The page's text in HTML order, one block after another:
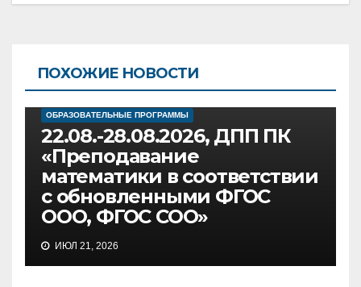
ПОХОЖИЕ НОВОСТИ
ОБРАЗОВАТЕЛЬНЫЕ ПРОГРАММЫ
22.08.-28.08.2026, ДПП ПК
«Преподавание
математики в соответствии
с обновленными ФГОС
ООО, ФГОС СОО»
ИЮЛ 21, 2026
08.09-11.09.2026, ДПП ПК